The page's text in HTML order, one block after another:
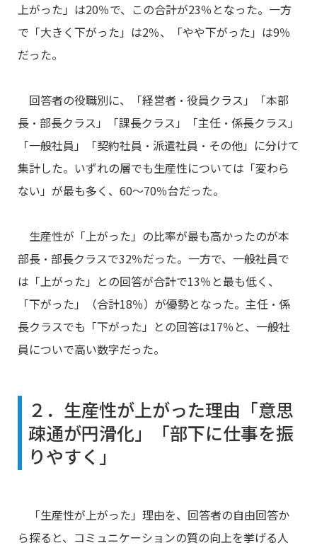
上がった」は20％で、この合計が23％となった。一方
で「大きく下がった」は2％、「やや下がった」は9％
だった。
回答者の役職別に、「経営者・役員クラス」「本部
長・部長クラス」「課長クラス」「主任・係長クラス」
「一般社員」「契約社員・派遣社員・その他」に分けて
集計した。いずれの層でも生産性については「変わら
ない」が最も多く、60～70％台だった。
生産性が「上がった」の比率が最も高かったのが本
部長・部長クラスで32％だった。一方で、一般社員で
は「上がった」との回答が合計で13％と最も低く、
「下がった」（合計18％）が優勢となった。主任・係
長クラスでも「下がった」との回答は17％と、一般社
員についで高い数字だった。
２．生産性が上がった理由「意思
疎通が円滑化」「部下に仕事を振
りやすく」
「生産性が上がった」理由を、回答者の自由回答か
ら探ると、コミュニケーションの質の向上を挙げる人